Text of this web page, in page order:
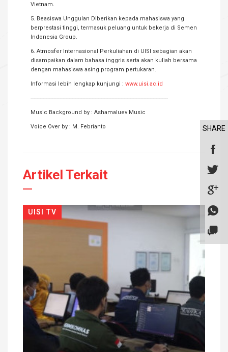
SHARE
Vietnam.
5. Beasiswa Unggulan Diberikan kepada mahasiswa yang
berprestasi tinggi, termasuk peluang untuk bekerja di Semen
Indonesia Group.
6. Atmosfer Internasional Perkuliahan di UISI sebagian akan
disampaikan dalam bahasa inggris serta akan kuliah bersama
dengan mahasiswa asing program pertukaran.
Informasi lebih lengkap kunjungi : www.uisi.ac.id
------------------------------------------------------------------------------------------
Music Background by : Ashamaluev Music
Voice Over by : M. Febrianto
Artikel Terkait
UISI TV